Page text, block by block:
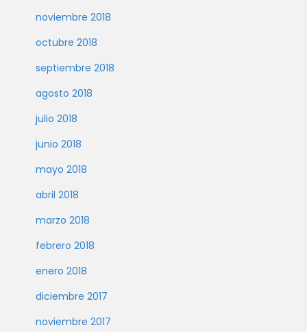
noviembre 2018
octubre 2018
septiembre 2018
agosto 2018
julio 2018
junio 2018
mayo 2018
abril 2018
marzo 2018
febrero 2018
enero 2018
diciembre 2017
noviembre 2017